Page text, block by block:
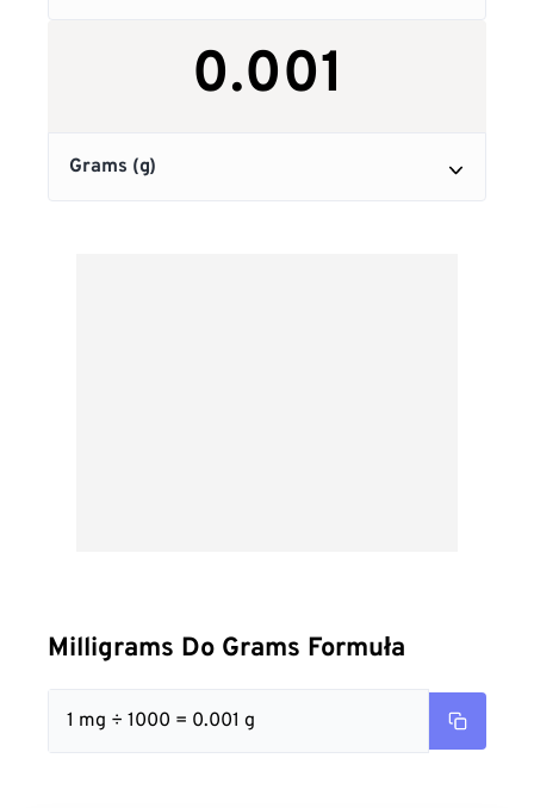
Milligrams Do Grams Formuła
1 mg ÷ 1000 = 0.001 g